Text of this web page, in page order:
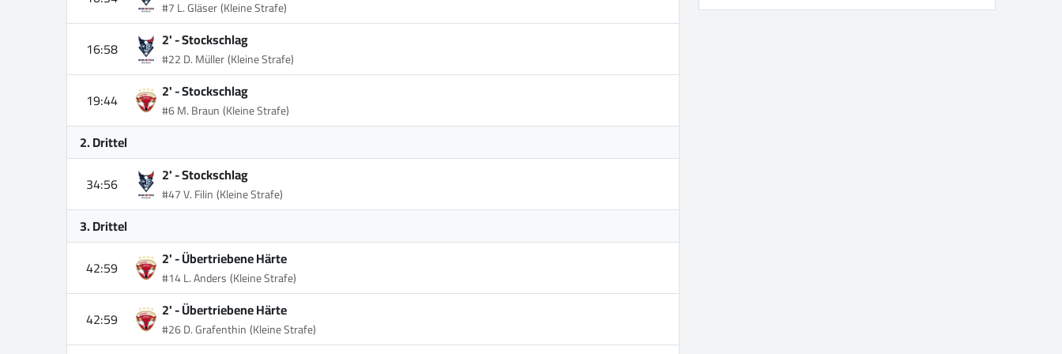
#7 L. Gläser(Kleine Strafe)
16:58 2' -Stockschlag
#22 D. Müller(Kleine Strafe)
19:44 2' -Stockschlag
#6 M. Braun(Kleine Strafe)
2. Drittel
34:56
2' -Stockschlag
#47 V. Filin(Kleine Strafe)
3. Drittel
42:59
2' -Übertriebene Härte
#14 L. Anders(Kleine Strafe)
42:59 2' -Übertriebene Härte
#26 D. Grafenthin(Kleine Strafe)